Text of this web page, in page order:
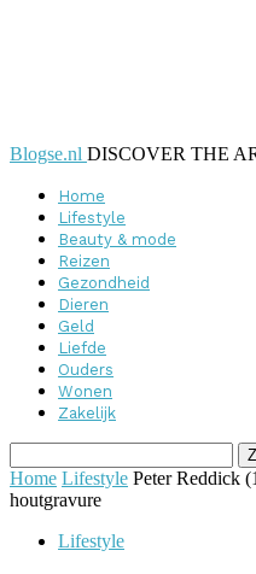
Blogse.nl DISCOVER THE
Home
Lifestyle
Beauty & mode
Reizen
Gezondheid
Dieren
Geld
Liefde
Ouders
Wonen
Zakelijk
Home Lifestyle Peter Reddick
houtgravure
Lifestyle